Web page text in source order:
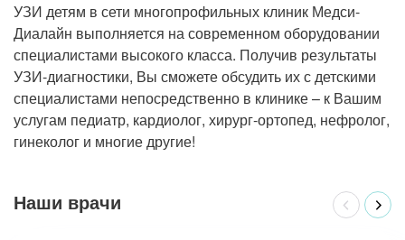
Прием хирурга
Прием кардиолога
УЗИ детям в сети многопрофильных клиник Медси-
Диалайн выполняется на современном оборудовании
специалистами высокого класса. Получив результаты
УЗИ-диагностики, Вы сможете обсудить их с детскими
специалистами непосредственно в клинике – к Вашим
услугам педиатр, кардиолог, хирург-ортопед, нефролог,
гинеколог и многие другие!
Наши врачи